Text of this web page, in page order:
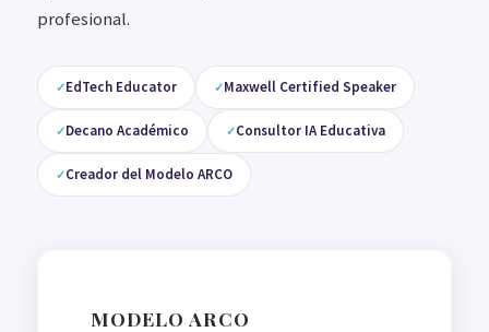
profesional.
EdTech Educator Maxwell Certified Speaker
Decano Académico Consultor IA Educativa
Creador del Modelo ARCO
MODELO ARCO